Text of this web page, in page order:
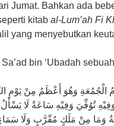
Jumat. Bahkan ada
kitab al-Lum’ah Fi
yang menyebutkan
bin ‘Ubadah
تُوُفِّيَ وَفِيْهِ سَاعَةٌ لَا يَسْأَلُ